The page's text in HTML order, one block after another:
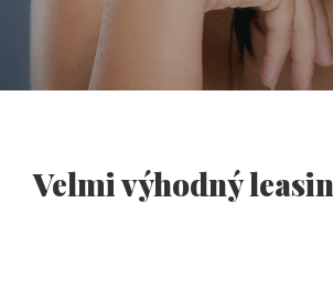
Velmi výhodný